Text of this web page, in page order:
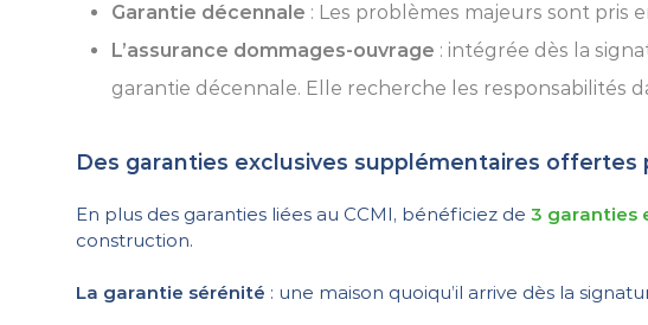
Garantie décennale : Les problèmes majeurs sont pris
L’assurance dommages-ouvrage : intégrée dès la
garantie décennale. Elle recherche les responsabilités
Des garanties exclusives supplémentaires offertes
En plus des garanties liées au CCMI, bénéficiez de3 garanties
construction.
La garantie sérénité : une maison quoiqu’il arrive dès la